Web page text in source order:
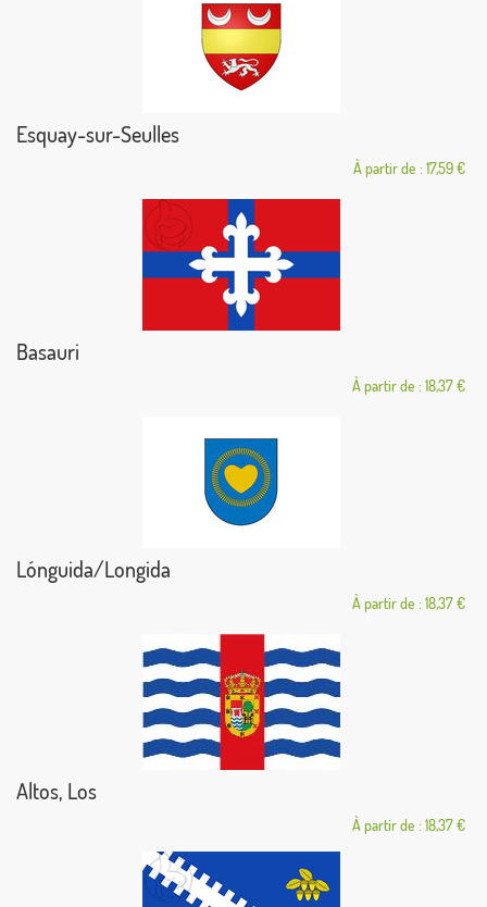
Esquay-sur-Seulles
À partir de : 17,59 €
Basauri
À partir de : 18,37 €
Lónguida/Longida
À partir de : 18,37 €
Altos, Los
À partir de : 18,37 €